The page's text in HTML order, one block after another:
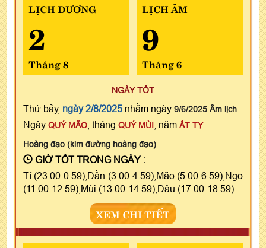
LỊCH DƯƠNG
2
Tháng 8
LỊCH ÂM
9
Tháng 6
NGÀY TỐT
Thứ bảy, ngày 2/8/2025 nhằm ngày 9/6/2025 Âm lịch
Ngày QUÝ MÃO , tháng QUÝ MÙI , năm ẤT TỴ
Hoàng đạo (kim đường hoàng đạo)
GIỜ TỐT TRONG NGÀY :
Tí (23:00-0:59),Dần (3:00-4:59),Mão (5:00-6:59),Ngọ
(11:00-12:59),Mùi (13:00-14:59),Dậu (17:00-18:59)
XEM CHI TIẾT